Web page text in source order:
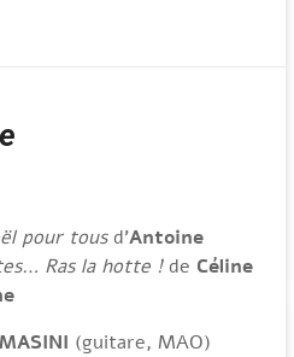
pour tousd’Antoine
Ras la hotte !de Céline
(guitare, MAO)